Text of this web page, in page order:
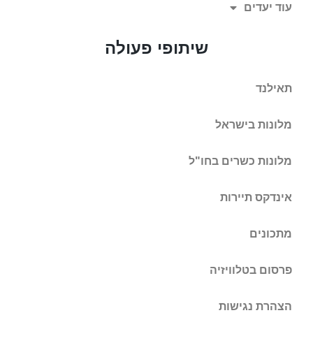
עוד יעדים
שיתופי פעולה
תאילנד
מלונות בישראל
מלונות כשרים בחו"ל
אינדקס תיירות
מתכונים
פרסום בטלוויזיה
הצהרת נגישות